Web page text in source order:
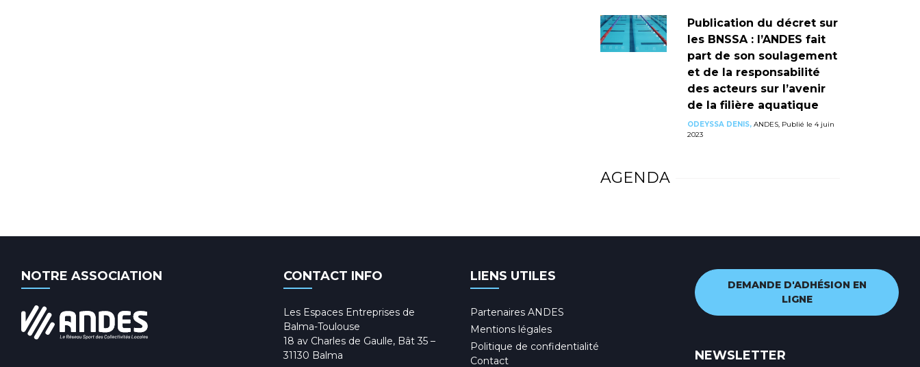
Publication du décret sur
les BNSSA : l’ANDES fait
part de son soulagement
et de la responsabilité
des acteurs sur l’avenir
de la filière aquatique
ODEYSSA DENIS,ANDES, Publié le 4 juin
2023
AGENDA
NOTRE ASSOCIATION CONTACT INFO
Les Espaces Entreprises de
Balma-Toulouse
18 av Charles de Gaulle, Bât 35 –
31130 Balma
LIENS UTILES
Partenaires ANDES
Mentions légales
Politique de confidentialité
Contact
DEMANDE D'ADHÉSION EN
LIGNE
NEWSLETTER